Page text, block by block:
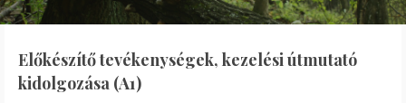
Előkészítő tevékenységek, kezelési útmutató
kidolgozása (A1)